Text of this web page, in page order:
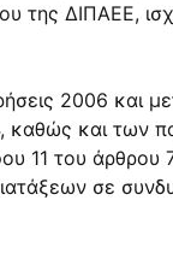
της ΔΙΠΑΕΕ,
2006 και
, καθώς και των
11 του άρθρου
σε